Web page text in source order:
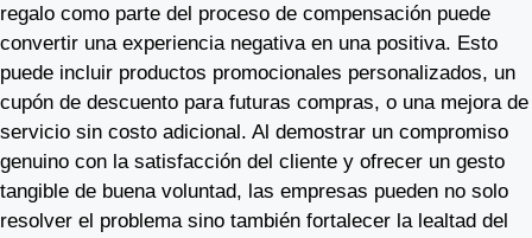
regalo como parte del proceso de compensación puede
convertir una experiencia negativa en una positiva. Esto
puede incluir productos promocionales personalizados, un
cupón de descuento para futuras compras, o una mejora de
servicio sin costo adicional. Al demostrar un compromiso
genuino con la satisfacción del cliente y ofrecer un gesto
tangible de buena voluntad, las empresas pueden no solo
resolver el problema sino también fortalecer la lealtad del